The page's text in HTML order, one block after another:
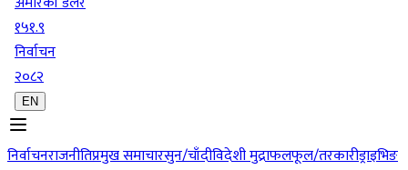
१५१.९
निर्वाचन
२०८२
EN
निर्वाचनराजनीतिप्रमुख समाचारसुन/चाँदीविदेशी मुद्राफलफूल/तरकारीड्राइभिङ